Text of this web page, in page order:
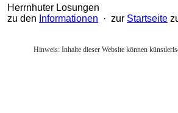
Herrnhuter Losungen
zu den Informationen · zur Startseite
Hinweis: Inhalte dieser Website können